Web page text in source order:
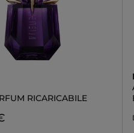
RICARICABILE